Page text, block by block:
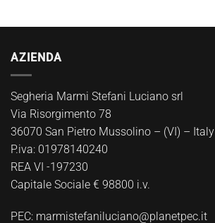
AZIENDA
Segheria Marmi Stefani Luciano srl
Via Risorgimento 78
36070 San Pietro Mussolino – (VI) – Italy
P.iva: 01978140240
REA VI -197230
Capitale Sociale € 98800 i.v.
PEC: marmistefaniluciano@planetpec.it